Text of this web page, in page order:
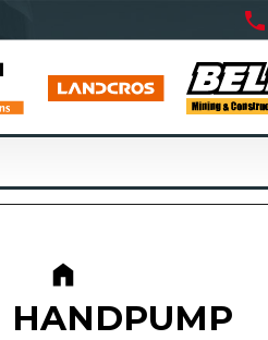
phone
HANDPUMP